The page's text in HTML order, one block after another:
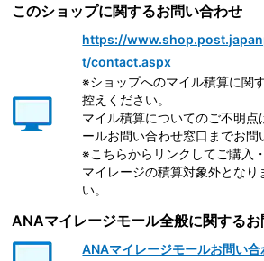
このショップに関するお問い合わせ
https://
t/contact.aspx
※ショップへのマイル積算に関
控えください。
マイル積算についてのご不明点
ールお問い合わせ窓口までお問
※こちらからリンクしてご購入
マイレージの積算対象外となり
い。
ANAマイレージモール全般に関する
ANAマイレージモールお問い合